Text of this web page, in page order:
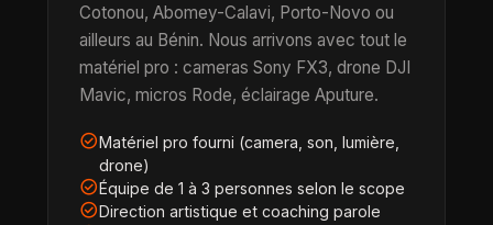
Cotonou, Abomey-Calavi, Porto-Novo ou
ailleurs au Bénin. Nous arrivons avec tout le
matériel pro : cameras Sony FX3, drone DJI
Mavic, micros Rode, éclairage Aputure.
check_circleMatériel pro fourni (camera, son, lumière,
drone)
check_circleÉquipe de 1 à 3 personnes selon le scope
check_circleDirection artistique et coaching parole